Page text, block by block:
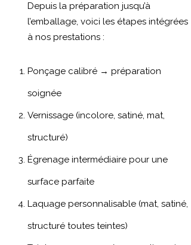
Depuis la préparation jusqu’à
l’emballage, voici les étapes intégrées
à nos prestations :
Ponçage calibré → préparation
soignée
Vernissage (incolore, satiné, mat,
structuré)
Égrenage intermédiaire pour une
surface parfaite
Laquage personnalisable (mat, satiné,
structuré toutes teintes)